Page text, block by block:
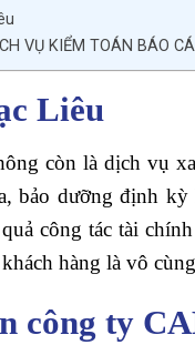
VỤ KIỂM TOÁN BÁO
Liêu
còn là dịch vụ
bảo dưỡng định
công tác tài
hàng là vô
công ty